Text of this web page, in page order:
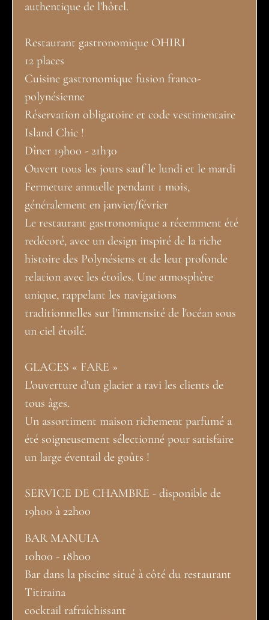
authentique de l'hôtel.
Restaurant gastronomique OHIRI
12 places
Cuisine gastronomique fusion franco-
polynésienne
Réservation obligatoire et code vestimentaire
Island Chic !
Dîner 19h00 - 21h30
Ouvert tous les jours sauf le lundi et le mardi
Fermeture annuelle pendant 1 mois,
généralement en janvier/février
Le restaurant gastronomique a récemment été
redécoré, avec un design inspiré de la riche
histoire des Polynésiens et de leur profonde
relation avec les étoiles. Une atmosphère
unique, rappelant les navigations
traditionnelles sur l'immensité de l'océan sous
un ciel étoilé.
GLACES « FARE »
L'ouverture d'un glacier a ravi les clients de
tous âges.
Un assortiment maison richement parfumé a
été soigneusement sélectionné pour satisfaire
un large éventail de goûts !
SERVICE DE CHAMBRE - disponible de
19h00 à 22h00
BAR MANUIA
10h00 - 18h00
Bar dans la piscine situé à côté du restaurant
Titiraina
cocktail rafraîchissant